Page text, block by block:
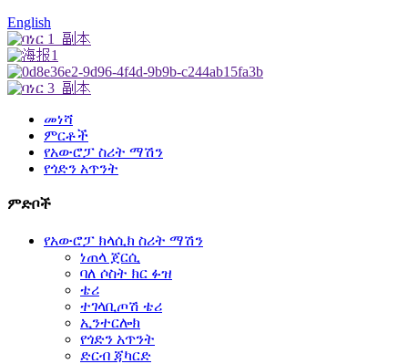
English
መነሻ
ምርቶች
የአውሮፓ ስሪት ማሽን
የጎድን አጥንት
ምድቦች
የአውሮፓ ክላሲክ ስሪት ማሽን
ነጠላ ጀርሲ
ባለ ሶስት ክር ፉዝ
ቴሪ
ተገላቢጦሽ ቴሪ
ኢንተርሎክ
የጎድን አጥንት
ድርብ ጃካርድ